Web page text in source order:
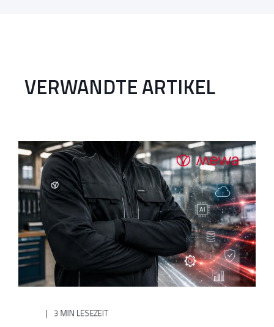
VERWANDTE ARTIKEL
3 MIN LESEZEIT